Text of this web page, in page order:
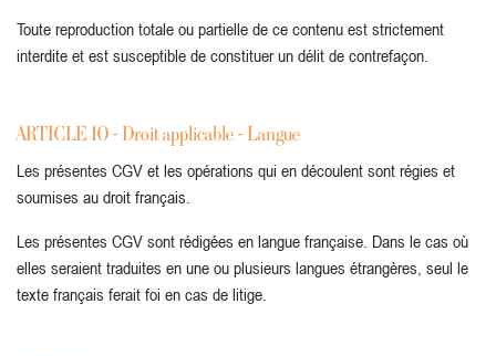
Toute reproduction totale ou partielle de ce contenu est strictement
interdite et est susceptible de constituer un délit de contrefaçon.
ARTICLE 10 - Droit applicable - Langue
Les présentes CGV et les opérations qui en découlent sont régies et
soumises au droit français.
Les présentes CGV sont rédigées en langue française. Dans le cas où
elles seraient traduites en une ou plusieurs langues étrangères, seul le
texte français ferait foi en cas de litige.